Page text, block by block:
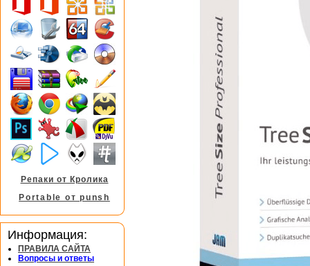
Репаки от Кролика
Portable от punsh
Информация:
ПРАВИЛА САЙТА
Вопросы и ответы